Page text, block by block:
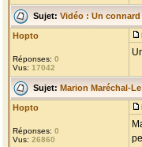
Sujet: Vidéo : Un
Hopto
Réponses: 0
Vus: 17042
Sujet: Marion Maréchal-Le
Hopto
Réponses: 0
Vus: 26860